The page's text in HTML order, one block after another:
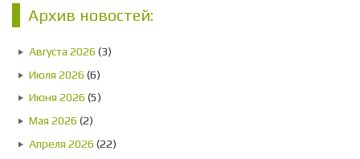
Архив новостей:
Августа 2026 (3)
Июля 2026 (6)
Июня 2026 (5)
Мая 2026 (2)
Апреля 2026 (22)